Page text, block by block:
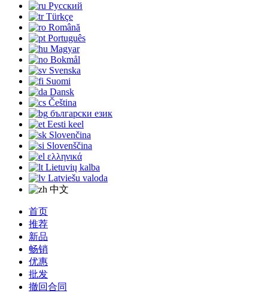
Русский
Türkçe
Română
Português
Magyar
Bokmål
Svenska
Suomi
Dansk
Čeština
български език
Eesti keel
Slovenčina
Slovenščina
ελληνικά
Lietuvių kalba
Latviešu valoda
中文
首页
推荐
新品
畅销
优惠
批发
撤回合同